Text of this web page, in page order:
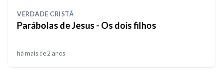
VERDADE CRISTÃ
Parábolas de Jesus - Os dois filhos
há mais de 2 anos